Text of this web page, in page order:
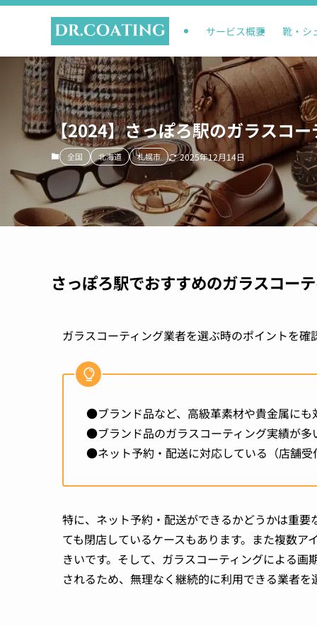
サービス概要 靴・シ
【2024】さっぽろ駅のガラスコ
全国 北海道 札幌市 2025年12月14日
さっぽろ駅でおすすめのガラスコー
ガラスコーティング業者を選ぶ時のポイントを確
●ブランド品など、高級革素材や貴金属に
●ブランド品のガラスコーティング実績が多
●ネット予約・配送に対応している（店舗
特に、ネット予約・配送ができるかどうかは重
ても閉店しているケースもあります。また複数
きいです。そして、ガラスコーティングによる
されるため、無理なく継続的に利用できる業者を